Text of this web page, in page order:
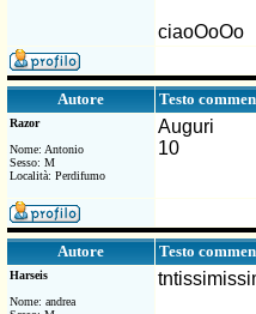
ciaoOoOo
Autore Testo
Razor
Nome: Antonio
Sesso: M
Località: Perdifumo
Auguri
10
Autore Testo
Harseis
Nome: andrea